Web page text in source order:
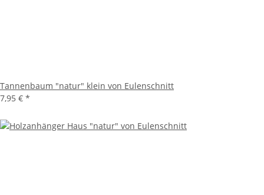
Tannenbaum "natur" klein von Eulenschnitt
7,95 € *